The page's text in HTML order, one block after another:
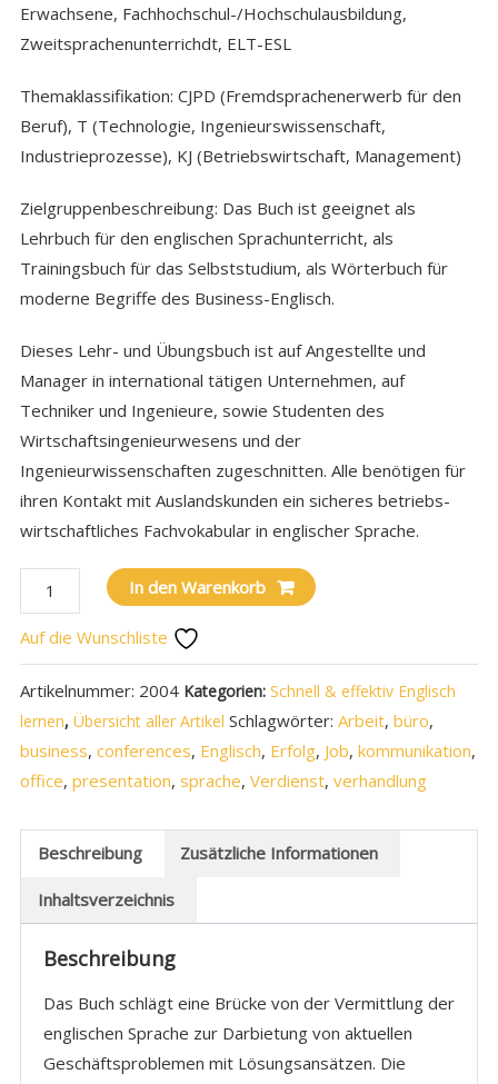
Erwachsene, Fachhochschul-/Hochschulausbildung,
Zweitsprachenunterrichdt, ELT-ESL
Themaklassifikation: CJPD (Fremdsprachenerwerb für den
Beruf), T (Technologie, Ingenieurswissenschaft,
Industrieprozesse), KJ (Betriebswirtschaft, Management)
Zielgruppenbeschreibung: Das Buch ist geeignet als
Lehrbuch für den englischen Sprachunterricht, als
Trainingsbuch für das Selbststudium, als Wörterbuch für
moderne Begriffe des Business-Englisch.
Dieses Lehr- und Übungsbuch ist auf Angestellte und
Manager in international tätigen Unternehmen, auf
Techniker und Ingenieure, sowie Studenten des
Wirtschaftsingenieurwesens und der
Ingenieurwissenschaften zugeschnitten. Alle benötigen für
ihren Kontakt mit Auslandskunden ein sicheres betriebs-
wirtschaftliches Fachvokabular in englischer Sprache.
In den Warenkorb
Auf die Wunschliste
Artikelnummer: 2004 Kategorien: Schnell & effektiv Englisch
lernen, Übersicht aller Artikel Schlagwörter: Arbeit, büro,
business, conferences, Englisch, Erfolg, Job, kommunikation,
office, presentation, sprache, Verdienst, verhandlung
Beschreibung Zusätzliche Informationen
Inhaltsverzeichnis
Beschreibung
Das Buch schlägt eine Brücke von der Vermittlung der
englischen Sprache zur Darbietung von aktuellen
Geschäftsproblemen mit Lösungsansätzen. Die